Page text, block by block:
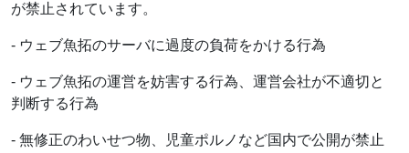
が禁止されています。
- ウェブ魚拓のサーバに過度の負荷をかける行為
- ウェブ魚拓の運営を妨害する行為、運営会社が不適切と
判断する行為
- 無修正のわいせつ物、児童ポルノなど国内で公開が禁止